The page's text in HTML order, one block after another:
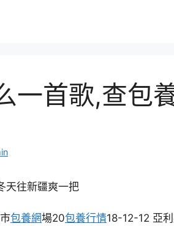
一首歌,查包
往新疆爽一把
包養網場20包養行情18-12-12 亞